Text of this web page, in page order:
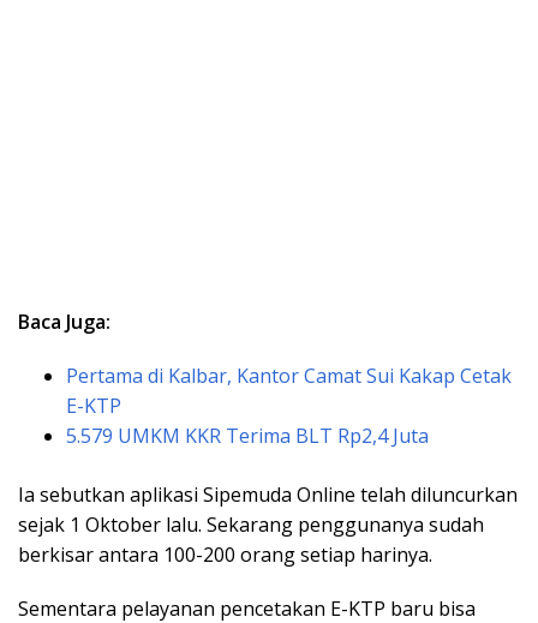
Baca Juga:
Pertama di Kalbar, Kantor Camat Sui Kakap Cetak
E-KTP
5.579 UMKM KKR Terima BLT Rp2,4 Juta
Ia sebutkan aplikasi Sipemuda Online telah diluncurkan
sejak 1 Oktober lalu. Sekarang penggunanya sudah
berkisar antara 100-200 orang setiap harinya.
Sementara pelayanan pencetakan E-KTP baru bisa